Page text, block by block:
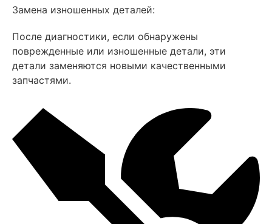
Замена изношенных деталей:
После диагностики, если обнаружены
поврежденные или изношенные детали, эти
детали заменяются новыми качественными
запчастями.